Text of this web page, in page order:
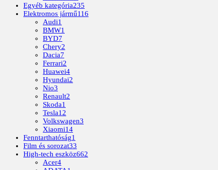
Egyéb kategória235
Elektromos jármű116
Audi1
BMW1
BYD7
Chery2
Dacia7
Ferrari2
Huawei4
Hyundai2
Nio3
Renault2
Skoda1
Tesla12
Volkswagen3
Xiaomi14
Fenntarthatóság1
Film és sorozat33
High-tech eszköz662
Acer4